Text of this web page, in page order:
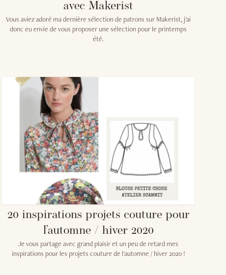
avec Makerist
Vous aviez adoré ma dernière sélection de patrons sur Makerist, j'ai
donc eu envie de vous proposer une sélection pour le printemps
été.
20 inspirations projets couture pour
l’automne / hiver 2020
Je vous partage avec grand plaisir et un peu de retard mes
inspirations pour les projets couture de l'automne / hiver 2020 !